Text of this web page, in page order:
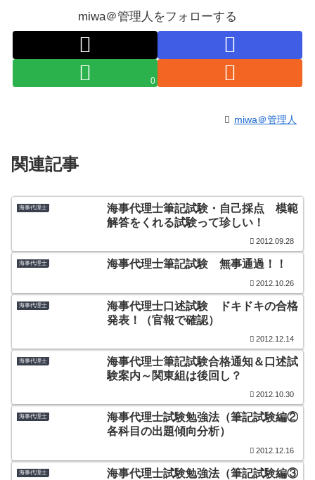
miwa＠管理人をフォローする
0
miwa＠管理人
関連記事
海事代理士
海事代理士筆記試験・自己採点 模範
解答をくれる試験って珍しい！
2012.09.28
海事代理士 海事代理士筆記試験 無事通過！！
2012.10.26
海事代理士
海事代理士口述試験 ドキドキの合格
発表！（官報で確認）
2012.12.14
海事代理士
海事代理士筆記試験合格通知＆口述試
験案内～関東組は後回し？
2012.10.30
海事代理士
海事代理士試験勉強法（筆記試験編②
各科目の出題傾向分析）
2012.12.16
海事代理士
海事代理士試験勉強法（筆記試験編③